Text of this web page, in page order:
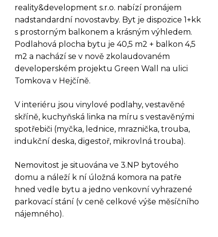
reality&development s.r.o. nabízí pronájem
nadstandardní novostavby. Byt je dispozice 1+kk
s prostorným balkonem a krásným výhledem.
Podlahová plocha bytu je 40,5 m2 + balkon 4,5
m2 a nachází se v nově zkolaudovaném
developerském projektu Green Wall na ulici
Tomkova v Hejčíně.
V interiéru jsou vinylové podlahy, vestavěné
skříně, kuchyňská linka na míru s vestavěnými
spotřebiči (myčka, lednice, mraznička, trouba,
indukční deska, digestoř, mikrovlná trouba).
Nemovitost je situována ve 3.NP bytového
domu a náleží k ní úložná komora na patře
hned vedle bytu a jedno venkovní vyhrazené
parkovací stání (v ceně celkové výše měsíčního
nájemného).
DOTAZ K TÉTO
NEMOVITOSTI